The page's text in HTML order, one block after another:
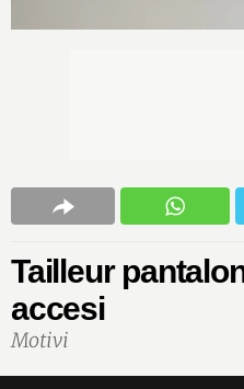
Tailleur
accesi
Motivi